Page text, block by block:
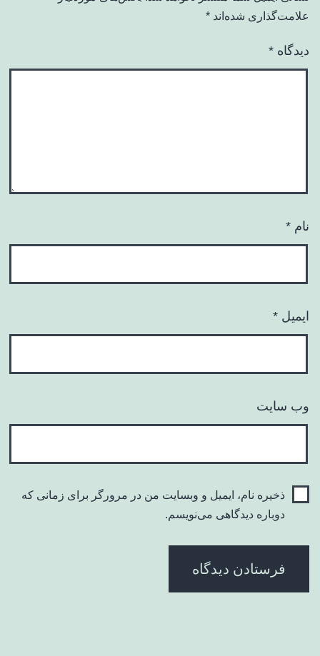
علامت‌گذاری شده‌اند *
دیدگاه *
نام *
ایمیل *
وب‌ سایت
ذخیره نام، ایمیل و وبسایت من در مرورگر برای زمانی که
دوباره دیدگاهی می‌نویسم.